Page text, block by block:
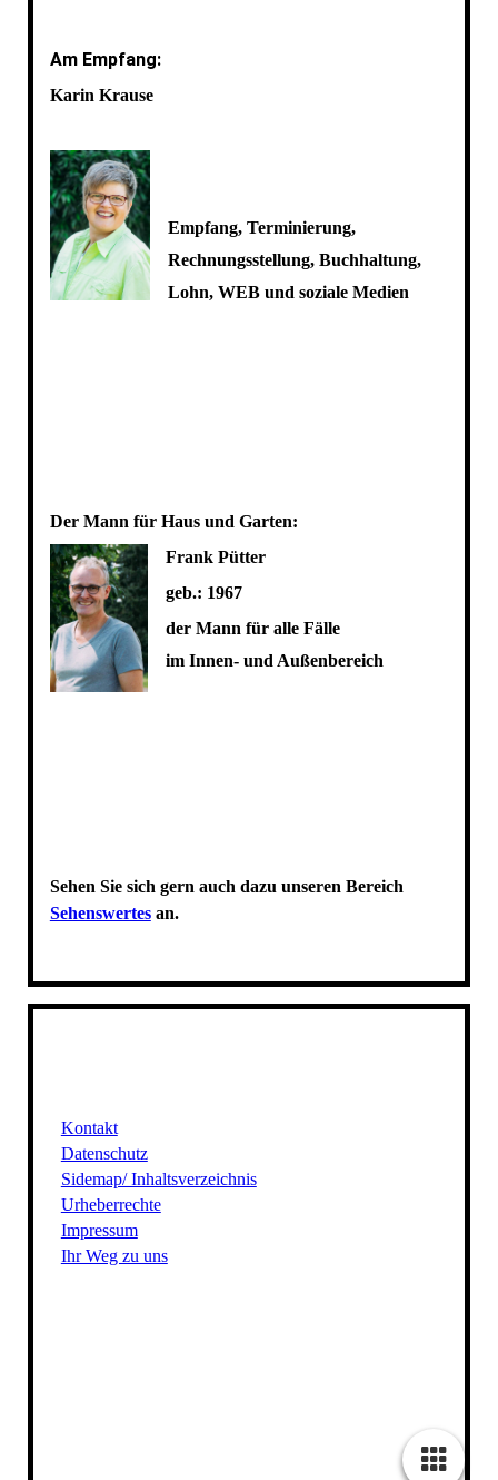
Am Empfang:
Karin Krause
Empfang, Terminierung,
Rechnungsstellung, Buchhaltung,
Lohn, WEB und soziale Medien
Der Mann für Haus und Garten:
Frank Pütter
geb.: 1967
der Mann für alle Fälle
im Innen- und Außenbereich
Sehen Sie sich gern auch dazu unseren Bereich
Sehenswertesan.
Kontakt
Datenschutz
Sidemap/ Inhaltsverzeichnis
Urheberrechte
Impressum
Ihr Weg zu uns